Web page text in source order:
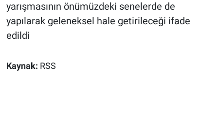
yarışmasının önümüzdeki senelerde de
yapılarak geleneksel hale getirileceği ifade
edildi
Kaynak: RSS